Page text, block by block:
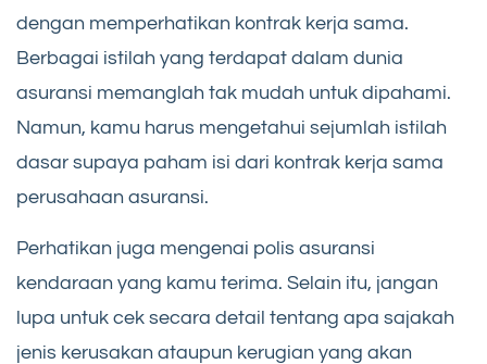
dengan memperhatikan kontrak kerja sama.
Berbagai istilah yang terdapat dalam dunia
asuransi memanglah tak mudah untuk dipahami.
Namun, kamu harus mengetahui sejumlah istilah
dasar supaya paham isi dari kontrak kerja sama
perusahaan asuransi.
Perhatikan juga mengenai polis asuransi
kendaraan yang kamu terima. Selain itu, jangan
lupa untuk cek secara detail tentang apa sajakah
jenis kerusakan ataupun kerugian yang akan